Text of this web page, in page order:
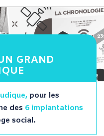
GRAND
pour les
des 6 implantations
social.